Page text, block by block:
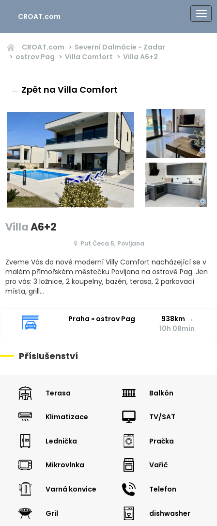
CROAT.com
CROAT.com
Severní Dalmácie - Zadar
ostrov Pag
Villa Comfort Villa A6+2
← Zpět na Villa Comfort
VillaA6+2
Put Čeca 5, Povljana
Zveme Vás do nové moderní Villy Comfort nacházející se v
malém přímořském městečku Povljana na ostrově Pag. Jen
pro vás: 3 ložnice, 2 koupelny, bazén, terasa, 2 parkovací
místa, grill...
Praha » ostrov Pag 938km →
10h 08min
Příslušenství
Terasa Balkón
Klimatizace TV/SAT
Lednička Pračka
Mikrovlnka Vařič
Varná konvice Telefon
Gril dishwasher